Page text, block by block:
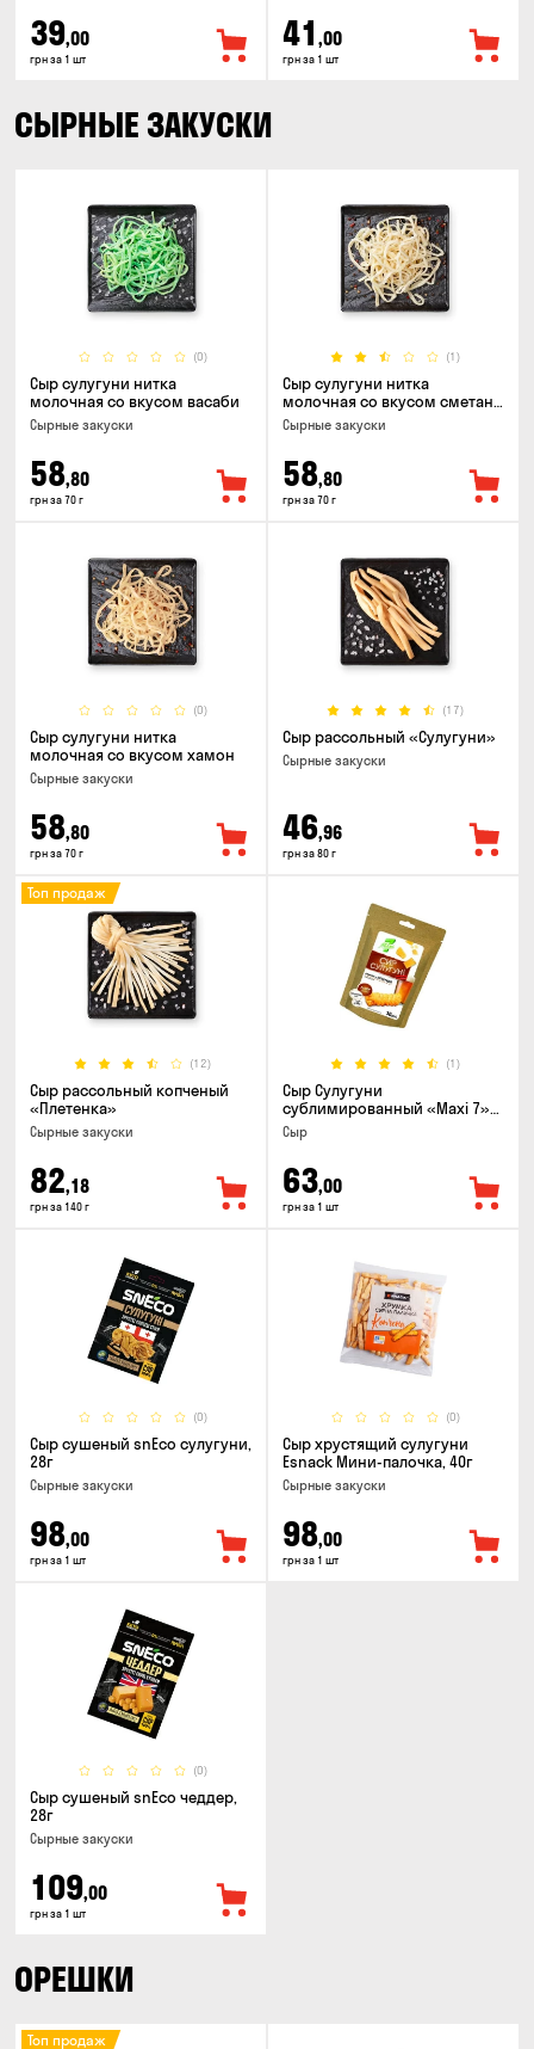
39,00
грн за 1 шт
41 ,00
грн за 1 шт
СЫРНЫЕ ЗАКУСКИ
(0)
Сыр сулугуни нитка
молочная со вкусом васаби
Cырные закуски
58,80
грн за 70 г
(1)
Сыр сулугуни нитка
молочная со вкусом сметаны
и зелени
Cырные закуски
58,80
грн за 70 г
(0)
Сыр сулугуни нитка
молочная со вкусом хамон
Cырные закуски
58,80
грн за 70 г
(17)
Сыр рассольный «Сулугуни»
Cырные закуски
46,96
грн за 80 г
(12)
Топ продаж
Сыр рассольный копченый
«Плетенка»
Cырные закуски
82,18
грн за 140 г
(1)
Сыр Сулугуни
сублимированный «Maxi 7»
кусочки, 30г
Сыр
63,00
грн за 1 шт
(0)
Сыр сушеный snEco сулугуни,
28г
Cырные закуски
98,00
грн за 1 шт
(0)
Сыр хрустящий сулугуни
Esnack Мини-палочка, 40г
Cырные закуски
98,00
грн за 1 шт
(0)
Сыр сушеный snEco чеддер,
28г
Cырные закуски
109,00
грн за 1 шт
ОРЕШКИ
Топ продаж